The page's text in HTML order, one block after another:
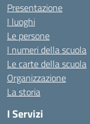
Presentazione
I luoghi
Le persone
I numeri della scuola
Le carte della scuola
Organizzazione
La storia
I Servizi